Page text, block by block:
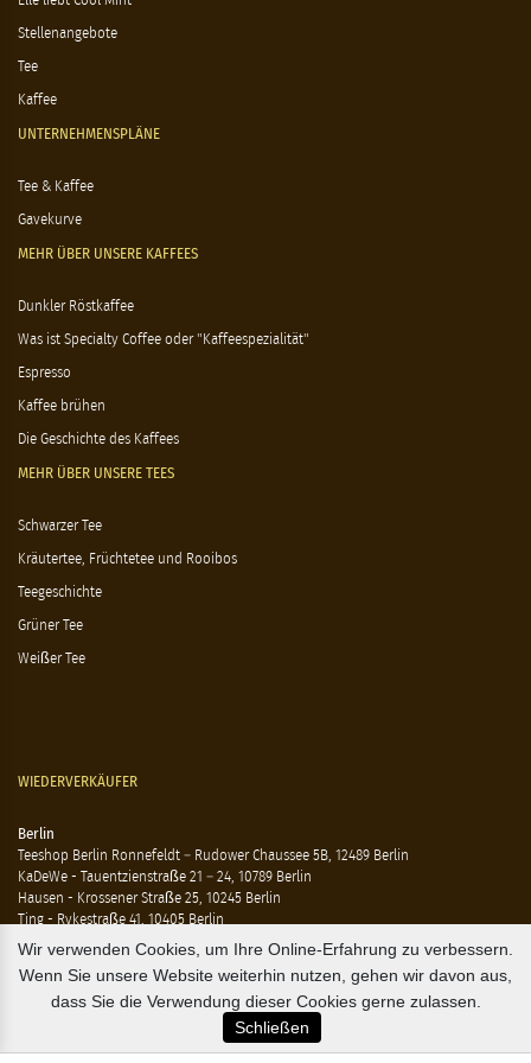
Stellenangebote
Tee
Kaffee
UNTERNEHMENSPLÄNE
Tee & Kaffee
Gavekurve
MEHR ÜBER UNSERE KAFFEES
Dunkler Röstkaffee
Was ist Specialty Coffee oder "Kaffeespezialität"
Espresso
Kaffee brühen
Die Geschichte des Kaffees
MEHR ÜBER UNSERE TEES
Schwarzer Tee
Kräutertee, Früchtetee und Rooibos
Teegeschichte
Grüner Tee
Weißer Tee
WIEDERVERKÄUFER
Berlin
Teeshop Berlin Ronnefeldt – Rudower Chaussee 5B, 12489 Berlin
KaDeWe - Tauentzienstraße 21 – 24, 10789 Berlin
Hausen - Krossener Straße 25, 10245 Berlin
Ting - Rykestraße 41, 10405 Berlin
Marzipan Im Hof – Rote Str. 18-20, 24937 Flensburg
Compagnie Coloniale – Mönckeberstr. 7, 20095 Hamburg
Wir verwenden Cookies, um Ihre Online-Erfahrung zu verbessern.
Wenn Sie unsere Website weiterhin nutzen, gehen wir davon aus,
dass Sie die Verwendung dieser Cookies gerne zulassen.
Schließen